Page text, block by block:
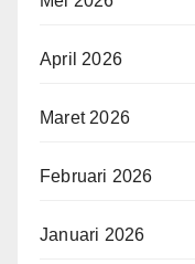
April 2026
Maret 2026
Februari 2026
Januari 2026